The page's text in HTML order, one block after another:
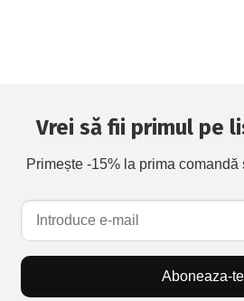
Vrei să fii primul pe
Primește -15% la prima comandă
Aboneaza-te